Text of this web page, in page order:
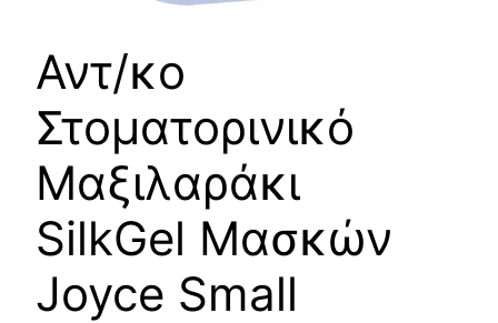
Αντ/κo
Στοματορινικό
Μαξιλαράκι
SilkGel Μασκών
Joyce Small